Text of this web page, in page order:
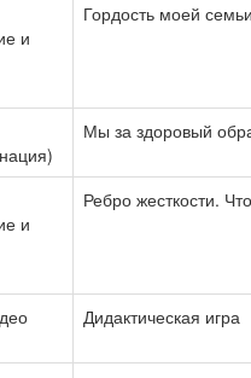
и
Гордость моей
Мы за здоровый
и
Ребро жесткости.
Дидактическая игра